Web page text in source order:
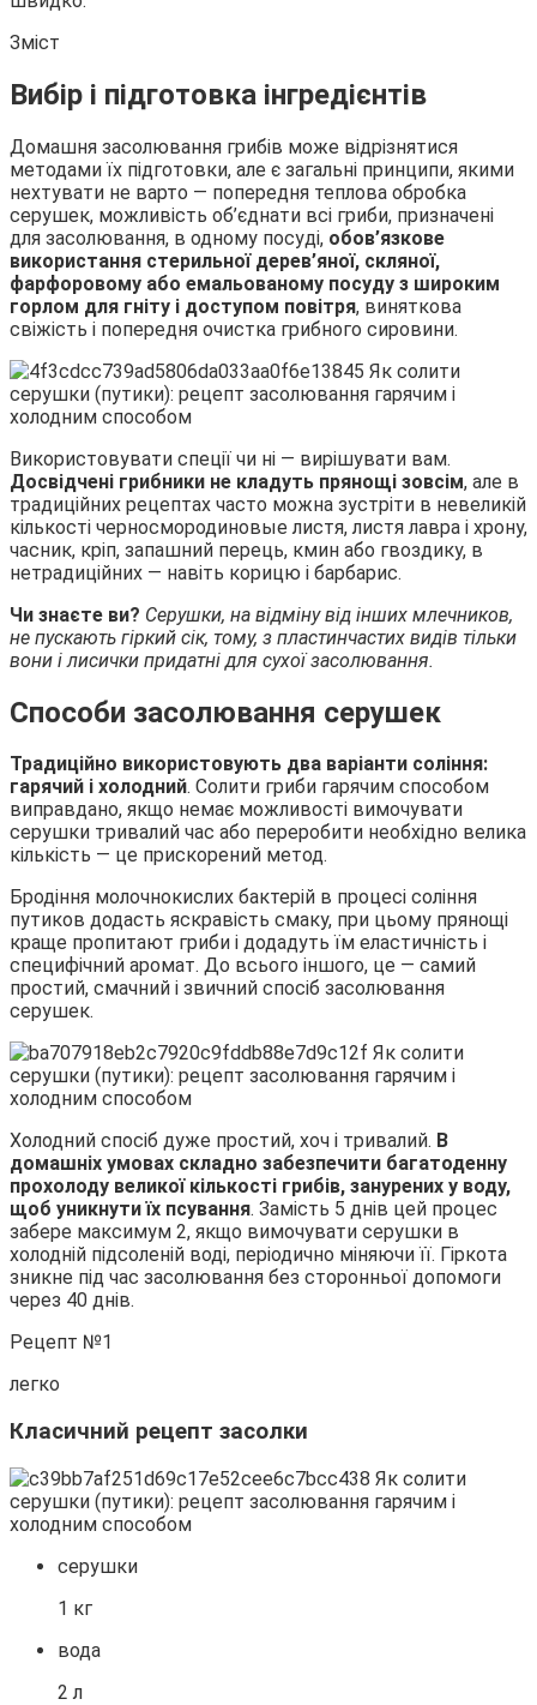
Зміст
Вибір і підготовка інгредієнтів
Домашня засолювання грибів може відрізнятися
методами їх підготовки, але є загальні принципи, якими
нехтувати не варто — попередня теплова обробка
серушек, можливість об’єднати всі гриби, призначені
для засолювання, в одному посуді, обов’язкове
використання стерильної дерев’яної, скляної,
фарфоровому або емальованому посуду з широким
горлом для гніту і доступом повітря, виняткова
свіжість і попередня очистка грибного сировини.
Використовувати спеції чи ні — вирішувати вам.
Досвідчені грибники не кладуть прянощі зовсім, але в
традиційних рецептах часто можна зустріти в невеликій
кількості черносмородиновые листя, листя лавра і хрону,
часник, кріп, запашний перець, кмин або гвоздику, в
нетрадиційних — навіть корицю і барбарис.
Чи знаєте ви? Серушки, на відміну від інших млечников,
не пускають гіркий сік, тому, з пластинчастих видів тільки
вони і лисички придатні для сухої засолювання.
Способи засолювання серушек
Традиційно використовують два варіанти соління:
гарячий і холодний. Солити гриби гарячим способом
виправдано, якщо немає можливості вимочувати
серушки тривалий час або переробити необхідно велика
кількість — це прискорений метод.
Бродіння молочнокислих бактерій в процесі соління
путиков додасть яскравість смаку, при цьому прянощі
краще пропитают гриби і додадуть їм еластичність і
специфічний аромат. До всього іншого, це — самий
простий, смачний і звичний спосіб засолювання
серушек.
Холодний спосіб дуже простий, хоч і тривалий. В
домашніх умовах складно забезпечити багатоденну
прохолоду великої кількості грибів, занурених у воду,
щоб уникнути їх псування. Замість 5 днів цей процес
забере максимум 2, якщо вимочувати серушки в
холодній підсоленій воді, періодично міняючи її. Гіркота
зникне під час засолювання без сторонньої допомоги
через 40 днів.
Рецепт №1
легко
Класичний рецепт засолки
серушки
1 кг
вода
2 л